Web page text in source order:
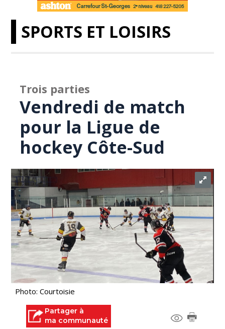
SPORTS ET LOISIRS
Trois parties
Vendredi de match
pour la Ligue de
hockey Côte-Sud
Photo: Courtoisie
Partager à
ma communauté